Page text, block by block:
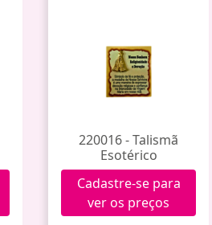
220016 - Talismã
Esotérico
Cadastre-se para
ver os preços